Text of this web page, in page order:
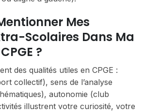
Mes
Scolaires Dans Ma
?
des qualités utiles en CPGE :
collectif), sens de l’analyse
autonomie (club
illustrent votre curiosité, votre